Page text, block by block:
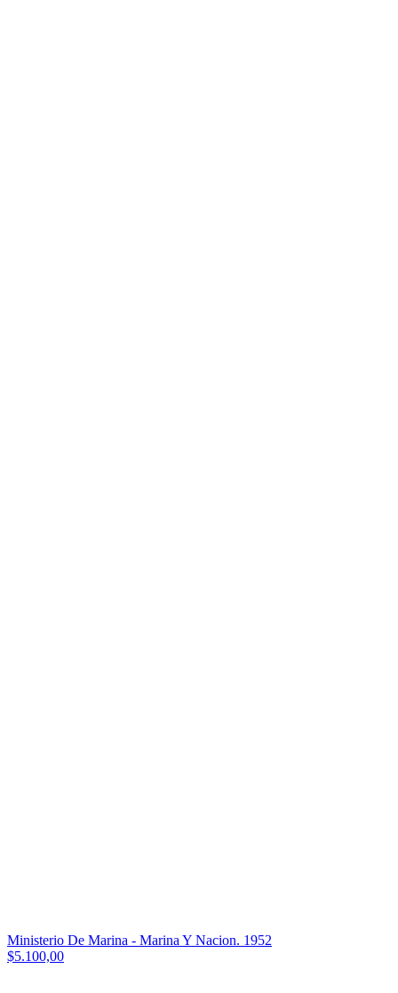
Ministerio De Marina - Marina Y Nacion. 1952
$5.100,00